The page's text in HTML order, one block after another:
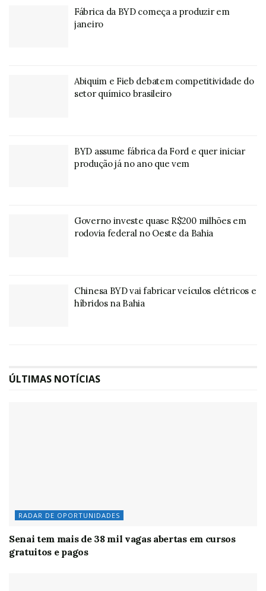
Fábrica da BYD começa a produzir em
janeiro
Abiquim e Fieb debatem competitividade do
setor químico brasileiro
BYD assume fábrica da Ford e quer iniciar
produção já no ano que vem
Governo investe quase R$200 milhões em
rodovia federal no Oeste da Bahia
Chinesa BYD vai fabricar veículos elétricos e
híbridos na Bahia
ÚLTIMAS NOTÍCIAS
RADAR DE OPORTUNIDADES
Senai tem mais de 38 mil vagas abertas em cursos
gratuitos e pagos